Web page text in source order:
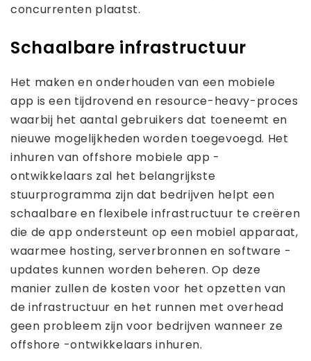
concurrenten plaatst.
Schaalbare infrastructuur
Het maken en onderhouden van een mobiele
app is een tijdrovend en resource-heavy-proces
waarbij het aantal gebruikers dat toeneemt en
nieuwe mogelijkheden worden toegevoegd. Het
inhuren van offshore mobiele app -
ontwikkelaars zal het belangrijkste
stuurprogramma zijn dat bedrijven helpt een
schaalbare en flexibele infrastructuur te creëren
die de app ondersteunt op een mobiel apparaat,
waarmee hosting, serverbronnen en software -
updates kunnen worden beheren. Op deze
manier zullen de kosten voor het opzetten van
de infrastructuur en het runnen met overhead
geen probleem zijn voor bedrijven wanneer ze
offshore -ontwikkelaars inhuren.